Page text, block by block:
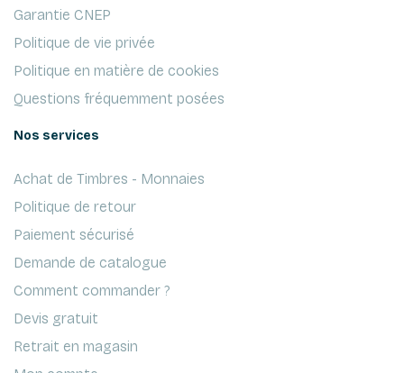
Garantie CNEP
Politique de vie privée
Politique en matière de cookies
Questions fréquemment posées
Nos services
Achat de Timbres - Monnaies
Politique de retour
Paiement sécurisé
Demande de catalogue
Comment commander ?
Devis gratuit
Retrait en magasin